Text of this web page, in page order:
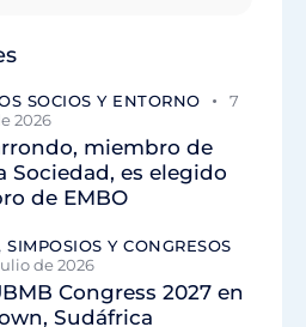
SOCIOS Y ENTORNO
7
2026
miembro de
Sociedad, es elegido
de EMBO
SIMPOSIOS Y CONGRESOS
de 2026
Congress 2027 en
Sudáfrica